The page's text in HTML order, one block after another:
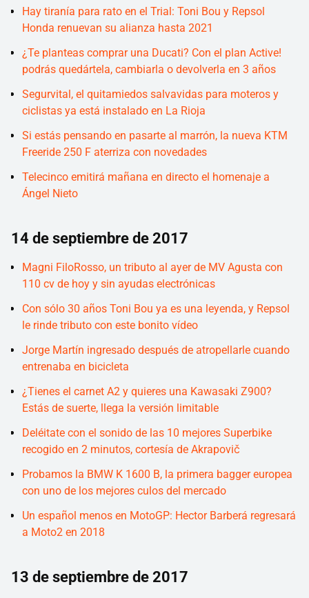
Hay tiranía para rato en el Trial: Toni Bou y Repsol
Honda renuevan su alianza hasta 2021
¿Te planteas comprar una Ducati? Con el plan Active!
podrás quedártela, cambiarla o devolverla en 3 años
Segurvital, el quitamiedos salvavidas para moteros y
ciclistas ya está instalado en La Rioja
Si estás pensando en pasarte al marrón, la nueva KTM
Freeride 250 F aterriza con novedades
Telecinco emitirá mañana en directo el homenaje a
Ángel Nieto
14 de septiembre de 2017
Magni FiloRosso, un tributo al ayer de MV Agusta con
110 cv de hoy y sin ayudas electrónicas
Con sólo 30 años Toni Bou ya es una leyenda, y Repsol
le rinde tributo con este bonito vídeo
Jorge Martín ingresado después de atropellarle cuando
entrenaba en bicicleta
¿Tienes el carnet A2 y quieres una Kawasaki Z900?
Estás de suerte, llega la versión limitable
Deléitate con el sonido de las 10 mejores Superbike
recogido en 2 minutos, cortesía de Akrapovič
Probamos la BMW K 1600 B, la primera bagger europea
con uno de los mejores culos del mercado
Un español menos en MotoGP: Hector Barberá regresará
a Moto2 en 2018
13 de septiembre de 2017